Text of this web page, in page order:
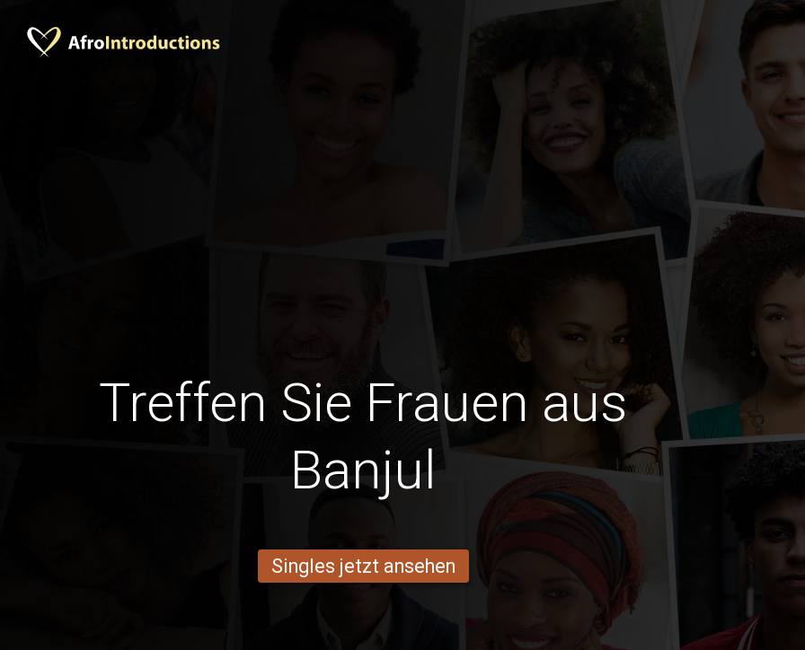
Treffen Sie Frauen aus
Banjul
Singles jetzt ansehen